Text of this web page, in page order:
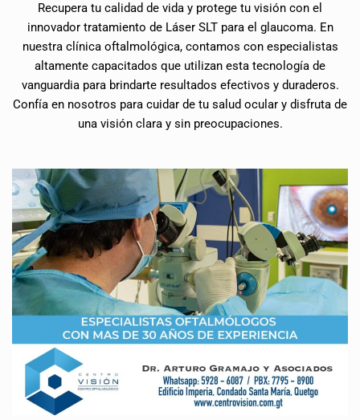
Recupera tu calidad de vida y protege tu visión con el
innovador tratamiento de Láser SLT para el glaucoma. En
nuestra clínica oftalmológica, contamos con especialistas
altamente capacitados que utilizan esta tecnología de
vanguardia para brindarte resultados efectivos y duraderos.
Confía en nosotros para cuidar de tu salud ocular y disfruta de
una visión clara y sin preocupaciones.